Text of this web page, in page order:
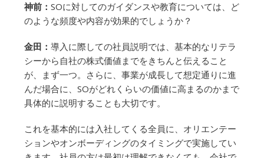
神前： SOに対してのガイダンスや教育については、ど
のような頻度や内容が効果的でしょうか？
金田： 導入に際しての社員説明では、基本的なリテラ
シーから自社の株式価値までをきちんと伝えること
が、まず一つ。さらに、事業が成長して想定通りに進
んだ場合に、SOがどれくらいの価値に高まるのかまで
具体的に説明することも大切です。
これを基本的には入社してくる全員に、オリエンテー
ションやオンボーディングのタイミングで実施してい